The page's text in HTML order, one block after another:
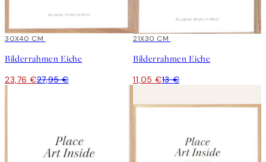
15%*
30X40 CM
Bilderrahmen Eiche
23,76 €27,95 €
15%*
21X30 CM
Bilderrahmen Eiche
11,05 €13 €